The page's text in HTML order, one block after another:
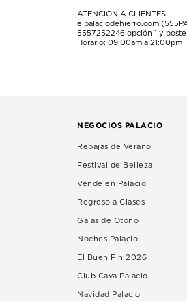
ATENCIÓN A CLIENTES
elpalaciodehierro.com
5557252246 opción 1 y
Horario: 09:00am a 21:00pm
NEGOCIOS PALACIO
Rebajas de Verano
Festival de Belleza
Vende en Palacio
Regreso a Clases
Galas de Otoño
Noches Palacio
El Buen Fin 2026
Club Cava Palacio
Navidad Palacio